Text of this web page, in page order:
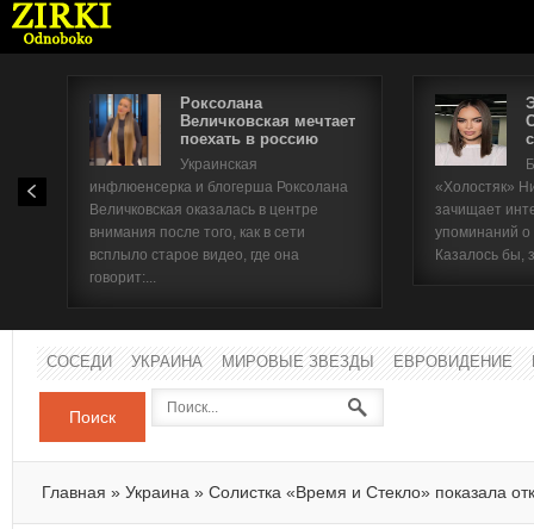
Роксолана
Величковская мечтает
поехать в россию
Украинская
инфлюенсерка и блогерша Роксолана
Величковская оказалась в центре
внимания после того, как в сети
всплыло старое видео, где она
говорит:...
«Холостяк»
зачищает
упоминаний
Казалось бы,
СОСЕДИ УКРАИНА МИРОВЫЕ ЗВЕЗДЫ ЕВРОВИДЕНИЕ
Поиск
Главная » Украина » Солистка «Время и Стекло» показала
Имя